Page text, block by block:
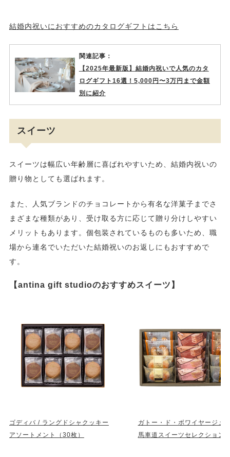
結婚内祝いにおすすめのカタログギフトはこちら
関連記事：
【2025年最新版】結婚内祝いで人気のカタ
ログギフト16選！5,000円〜3万円まで金額
別に紹介
スイーツ
スイーツは幅広い年齢層に喜ばれやすいため、結婚内祝いの
贈り物としても選ばれます。
また、人気ブランドのチョコレートから有名な洋菓子までさ
まざまな種類があり、受け取る方に応じて贈り分けしやすい
メリットもあります。個包装されているものも多いため、職
場から連名でいただいた結婚祝いのお返しにもおすすめで
す。
【antina gift studioのおすすめスイーツ】
ゴディバ / ラングドシャクッキー
アソートメント（30枚）
ガトー・ド・ボワイヤージュ
馬車道スイーツセレクション